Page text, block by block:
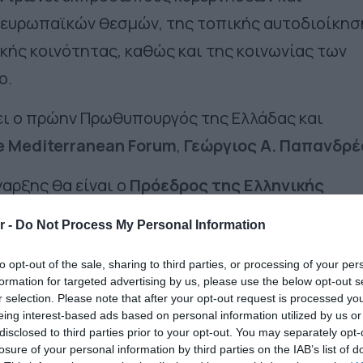
- Do Not Process My Personal Information
opt-out of the sale, sharing to third parties, or processing of your
for targeted advertising by us, please use the below opt-out
selection. Please note that after your opt-out request is processed
interest-based ads based on personal information utilized by us
to third parties prior to your opt-out. You may separately
of your personal information by third parties on the IAB’s list of
θεσμών, της τοπικής
κοινότητας, καθώς και της κοινωνίας των
ο πρώην Πρωθυπουργός της Ελλάδας και
Mediterranean Forum, Γεώργιος Α.
θα είναι ο Πρόεδρος της Ελληνικής
της διοργάνωσης περιλαμβάνονται επίσης
της Ένωσης για τη Μεσόγειο (Union for the
, Πρόεδρος της Ευρωπαϊκής Επιτροπής των
), οΧάρης Δούκας, Δήμαρχος Αθηναίων.,